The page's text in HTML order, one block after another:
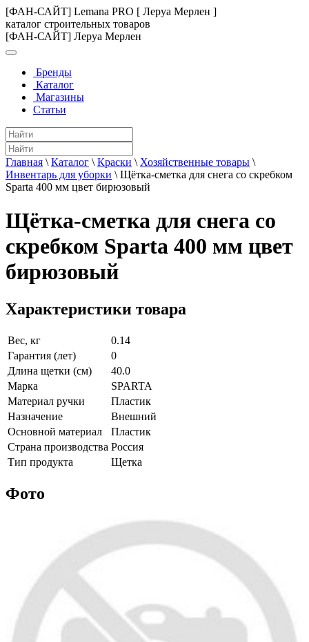
[ФАН-САЙТ] Lemana PRO [ Леруа Мерлен ]
каталог строительных товаров
[ФАН-САЙТ] Леруа Мерлен
Бренды
Каталог
Магазины
Статьи
Главная \ Каталог \ Краски \ Хозяйственные товары \
Инвентарь для уборки \ Щётка-сметка для снега со скребком
Sparta 400 мм цвет бирюзовый
Щётка-сметка для снега со
скребком Sparta 400 мм цвет
бирюзовый
Характеристики товара
Вес, кг
0.14
Гарантия (лет)
0
Длина щетки (см)
40.0
Марка
SPARTA
Материал ручки
Пластик
Назначение
Внешний
Основной материал
Пластик
Страна производства Россия
Тип продукта
Щетка
Фото